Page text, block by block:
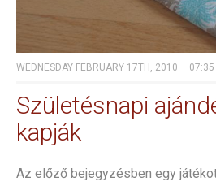
WEDNESDAY FEBRUARY 17TH, 2010 – 07:35
Születésnapi
kapják
Az előző bejegyzésben egy